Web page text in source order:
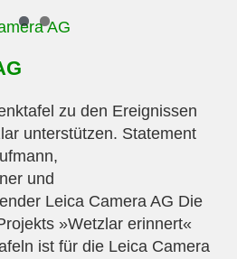
zu den Ereignissen
unterstützen. Statement
und
Leica Camera AG Die
»Wetzlar erinnert«
ist für die Leica Camera